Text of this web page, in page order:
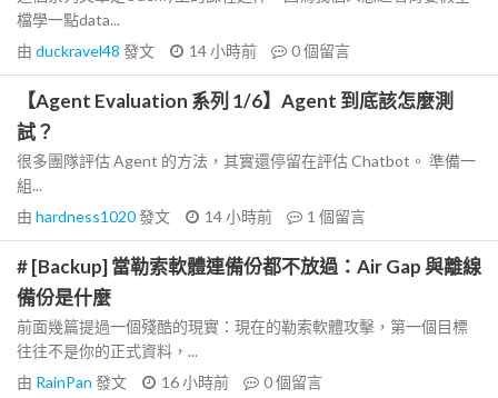
檔學一點data...
由 duckravel48 發文 14 小時前 0個留言
【Agent Evaluation 系列 1/6】Agent 到底該怎麼測
試？
很多團隊評估 Agent 的方法，其實還停留在評估 Chatbot。 準備一
組...
由 hardness1020發文 14 小時前 1 個留言
# [Backup] 當勒索軟體連備份都不放過：Air Gap 與離線
備份是什麼
前面幾篇提過一個殘酷的現實：現在的勒索軟體攻擊，第一個目標
往往不是你的正式資料，...
由 RainPan 發文 16 小時前 0個留言